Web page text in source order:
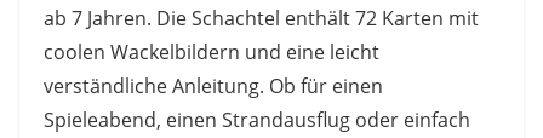
ab 7 Jahren. Die Schachtel enthält 72 Karten mit
coolen Wackelbildern und eine leicht
verständliche Anleitung. Ob für einen
Spieleabend, einen Strandausflug oder einfach